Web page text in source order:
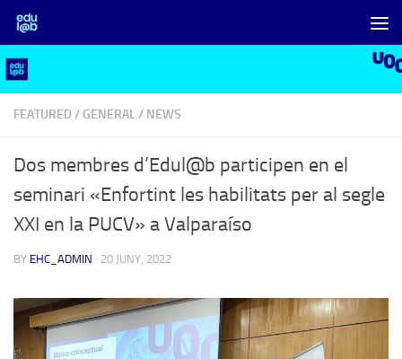
Skip to content
FEATURED / GENERAL/ NEWS
Dos membres d’Edul@b participen en el
seminari «Enfortint les habilitats per al segle
XXI en la PUCV» a Valparaíso
BY EHC_ADMIN · 20 JUNY, 2022